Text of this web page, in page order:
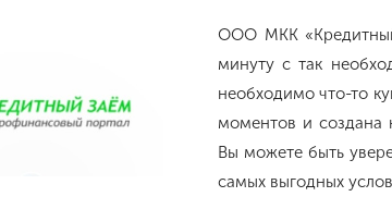
ООО МКК
минуту с так
необходимо что-то
моментов и создана
Вы можете быть
самых выгодных